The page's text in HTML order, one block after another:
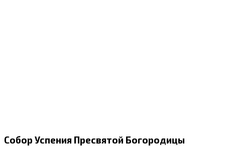
Собор Успения Пресвятой Богородицы